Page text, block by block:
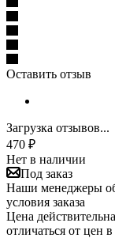
Оставить отзыв
Загрузка отзывов...
470 ₽
Нет в наличии
Под заказ
Наши менеджеры
условия заказа
Цена
отличаться от цен